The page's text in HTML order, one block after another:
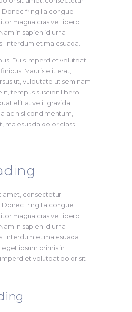
Donec fringilla congue
magna cras vel libero
in sapien id urna
Interdum et malesuada.
Duis imperdiet volutpat
Mauris elit erat,
ut, vulputate ut sem nam
tempus suscipit libero
elit at velit gravida
ac nisl condimentum,
malesuada dolor class
amet, consectetur
Donec fringilla congue
magna cras vel libero
in sapien id urna
Interdum et malesuada
ipsum primis in
imperdiet volutpat dolor sit